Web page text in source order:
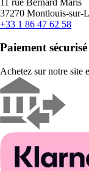
37270 Montlouis-sur-
+33 1 86 47 62 58
Paiement sécurisé
Achetez sur notre site